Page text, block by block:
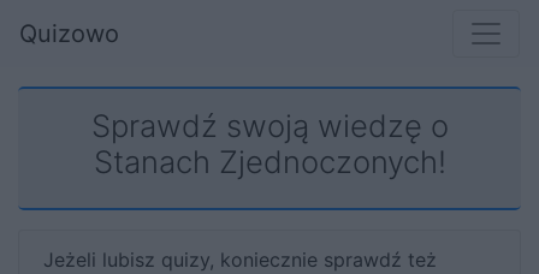
Quizowo
Sprawdź swoją wiedzę o
Stanach Zjednoczonych!
Jeżeli lubisz quizy, koniecznie sprawdź też